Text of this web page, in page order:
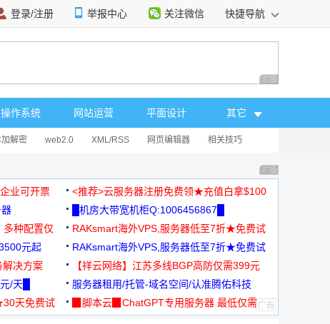
登录/注册 举报中心 关注微信 快捷导航
选择 广告 商业广告，理
操作系统 网站运营 平面设计 其它
解密 web2.0 XML/RSS 网页编辑器 相关技巧
广告 商业广告，理
业可开票
<推荐>云服务器注册免费领★充值白拿$100
█机房大带宽机柜Q:1006456867█
多种配置仅
RAKsmart海外VPS,服务器低至7折★免费试
用★
元起
RAKsmart海外VPS,服务器低至7折★免费试
用★
解决方案
【祥云网络】江苏多线BGP高防仅需399元
/天█
服务器租用/托管-域名空间/认准腾佑科技
天免费试
▉脚本云▉ChatGPT专用服务器 最低仅需